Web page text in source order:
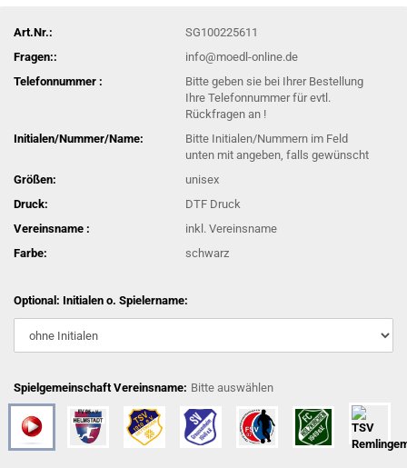
Art.Nr.:
SG100225611
Fragen::
info@moedl-online.de
Telefonnummer :
Bitte geben sie bei Ihrer Bestellung
Ihre Telefonnummer für evtl.
Rückfragen an !
Initialen/Nummer/Name:
Bitte Initialen/Nummern im Feld
unten mit angeben, falls gewünscht
Größen:
unisex
Druck:
DTF Druck
Vereinsname :
inkl. Vereinsname
Farbe:
schwarz
Optional: Initialen o. Spielername:
Spielgemeinschaft Vereinsname: Bitte auswählen